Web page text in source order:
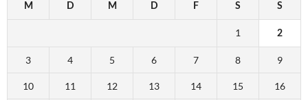
M D M D F S S
1 2
3 4 5 6 7 8 9
10 11 12 13 14 15 16